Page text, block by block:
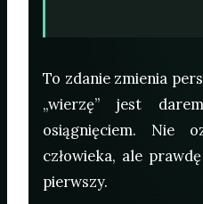
To zdanie zmienia
„wierzę” jest
osiągnięciem. Nie
człowieka, ale
pierwszy.